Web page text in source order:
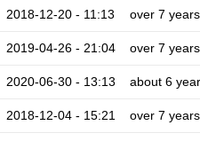
2018-12-20 - 11:13 over 7 years
2019-04-26 - 21:04 over 7 years
2020-06-30 - 13:13 about 6
2018-12-04 - 15:21 over 7 years